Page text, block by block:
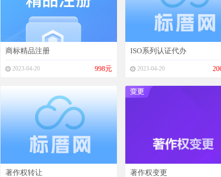
商标精品注册
2023-04-20 998元
ISO系列认证代办
2023-04-20
著作权转让 著作权变更